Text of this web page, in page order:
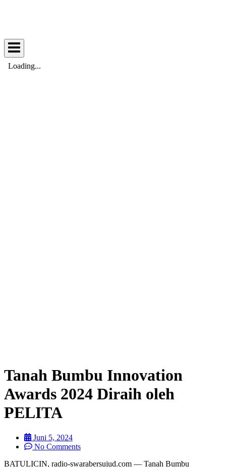
Tanah Bumbu Innovation
Awards 2024 Diraih oleh
PELITA
Juni 5, 2024
No Comments
BATULICIN, radio-swarabersujud.com — Tanah Bumbu